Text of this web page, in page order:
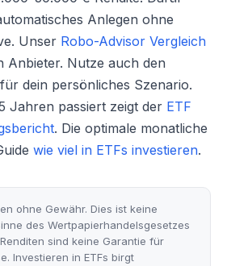
Anlegen ohne
Unser Robo-Advisor Vergleich
Anbieter. Nutze auch den
für dein persönliches Szenario.
Jahren passiert zeigt der ETF
. Die optimale monatliche
wie viel in ETFs investieren.
ohne Gewähr. Dies ist keine
des Wertpapierhandelsgesetzes
sind keine Garantie für
Investieren in ETFs birgt